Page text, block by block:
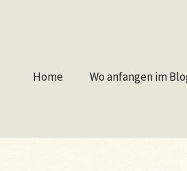
Home Wo anfangen im